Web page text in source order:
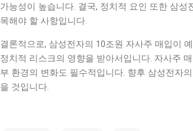
가능성이 높습니다. 결국, 정치적 요인 또한 삼
목해야 할 사항입니다.
결론적으로, 삼성전자의 10조원 자사주 매입이
정치적 리스크의 영향을 받아서입니다. 자사주
부 환경의 변화도 필수적입니다. 향후 삼성전자
을 것입니다.